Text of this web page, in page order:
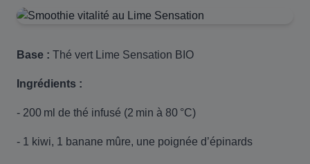
Base : Thé vert Lime Sensation BIO
Ingrédients :
- 200 ml de thé infusé (2 min à 80 °C)
- 1 kiwi, 1 banane mûre, une poignée d’épinards